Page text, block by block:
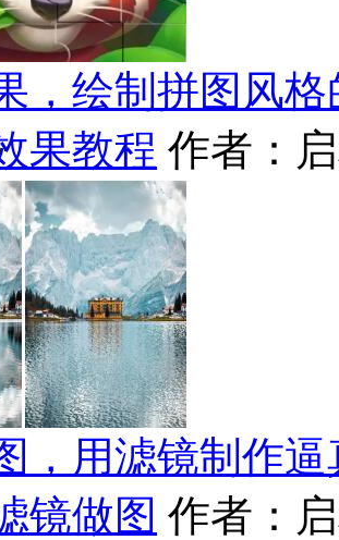
，绘制拼图风
果教程 作者：
，用滤镜制作
镜做图 作者：